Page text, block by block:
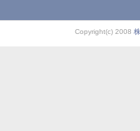
Copyright(c) 2008